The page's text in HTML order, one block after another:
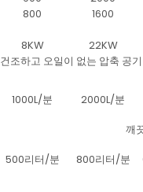
800
1600
8KW
22KW
건조하고 오일이 없는 압축 공
1000L/분
2000L/분
깨
500리터/분 800리터/분